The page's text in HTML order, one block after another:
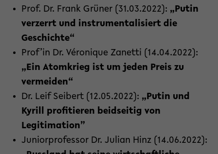
Prof. Dr. Frank Grüner (31.03.2022): „Putin
verzerrt und instrumentalisiert die
Geschichte“
Prof’in Dr. Véronique Zanetti (14.04.2022):
„Ein Atomkrieg ist um jeden Preis zu
vermeiden“
Dr. Leif Seibert (12.05.2022): „Putin und
Kyrill profitieren beidseitig von
Legitimation”
Juniorprofessor Dr. Julian Hinz (14.06.2022):